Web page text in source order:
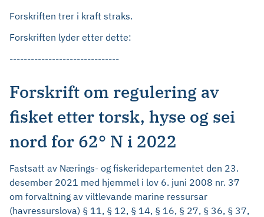
Forskriften trer i kraft straks.
Forskriften lyder etter dette:
-------------------------------
Forskrift om regulering av
fisket etter torsk, hyse og sei
nord for 62° N i 2022
Fastsatt av Nærings- og fiskeridepartementet den 23.
desember 2021 med hjemmel i lov 6. juni 2008 nr. 37
om forvaltning av viltlevande marine ressursar
(havressurslova) § 11, § 12, § 14, § 16, § 27, § 36, § 37,